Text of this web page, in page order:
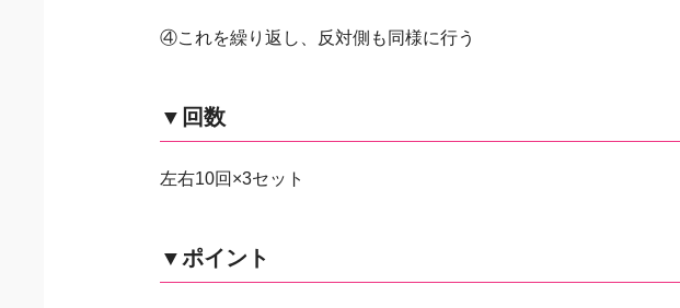
④これを繰り返し、反対側も同様に行う
▼回数
左右10回×3セット
▼ポイント